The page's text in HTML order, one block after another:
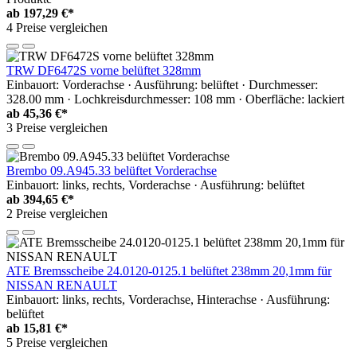
ab 197,29 €*
4 Preise vergleichen
TRW DF6472S vorne belüftet 328mm
Einbauort: Vorderachse · Ausführung: belüftet · Durchmesser:
328.00 mm · Lochkreisdurchmesser: 108 mm · Oberfläche: lackiert
ab 45,36 €*
3 Preise vergleichen
Brembo 09.A945.33 belüftet Vorderachse
Einbauort: links, rechts, Vorderachse · Ausführung: belüftet
ab 394,65 €*
2 Preise vergleichen
ATE Bremsscheibe 24.0120-0125.1 belüftet 238mm 20,1mm für
NISSAN RENAULT
Einbauort: links, rechts, Vorderachse, Hinterachse · Ausführung:
belüftet
ab 15,81 €*
5 Preise vergleichen